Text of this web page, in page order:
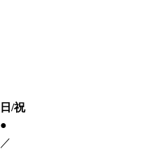
日/祝
●
／